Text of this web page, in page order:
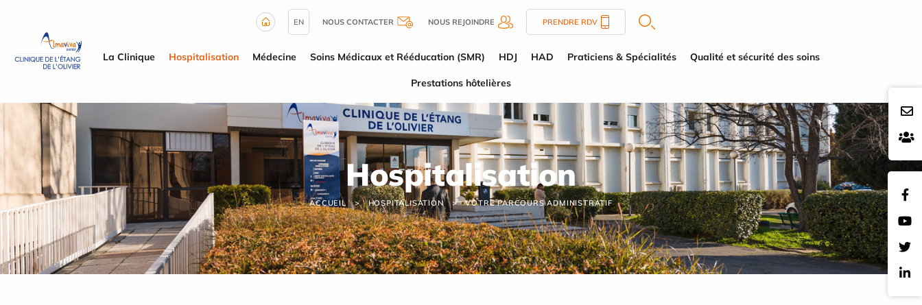
EN NOUS CONTACTER NOUS REJOINDRE PRENDRE RDV
La Clinique Hospitalisation Médecine Soins Médicaux et Rééducation (SMR) HDJ HAD Praticiens & Spécialités Qualité et sécurité des soins
Prestations hôtelières
Hospitalisation
ACCUEIL HOSPITALISATION VOTRE PARCOURS ADMINISTRATIF